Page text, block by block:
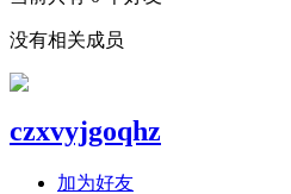
没有相关成员
czxvyjgoqhz
加为好友